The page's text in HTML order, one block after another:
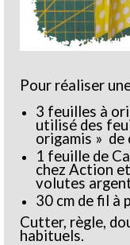
Pour réaliser
3 feuilles à
utilisé des
origamis » de
1 feuille de
chez Action
volutes
30 cm de fil à
Cutter, règle,
habituels.